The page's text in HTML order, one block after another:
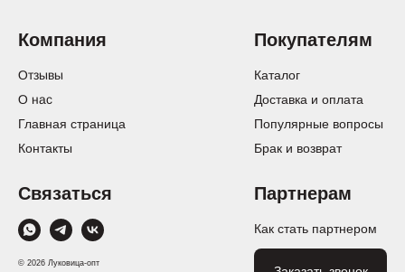
Компания Покупателям
Партнерам
О нас
Главная страница
Контакты
Каталог
Доставка и оплата
Популярные вопросы
Брак и возврат
Как стать партнером
© 2026 Луковица-опт
Отзывы
Связаться